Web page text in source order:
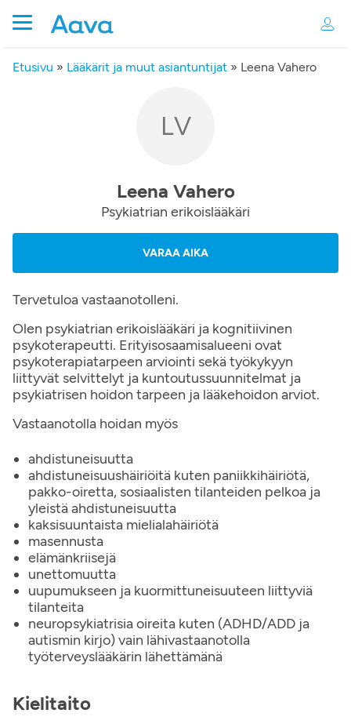
Etusivu » Lääkärit ja muut asiantuntijat » Leena Vahero
LV
Leena Vahero
Psykiatrian erikoislääkäri
VARAA AIKA
Tervetuloa vastaanotolleni.
Olen psykiatrian erikoislääkäri ja kognitiivinen
psykoterapeutti. Erityisosaamisalueeni ovat
psykoterapiatarpeen arviointi sekä työkykyyn
liittyvät selvittelyt ja kuntoutussuunnitelmat ja
psykiatrisen hoidon tarpeen ja lääkehoidon arviot.
Vastaanotolla hoidan myös
ahdistuneisuutta
ahdistuneisuushäiriöitä kuten paniikkihäiriötä,
pakko-oiretta, sosiaalisten tilanteiden pelkoa ja
yleistä ahdistuneisuutta
kaksisuuntaista mielialahäiriötä
masennusta
elämänkriisejä
unettomuutta
uupumukseen ja kuormittuneisuuteen liittyviä
tilanteita
neuropsykiatrisia oireita kuten (ADHD/ADD ja
autismin kirjo) vain lähivastaanotolla
työterveyslääkärin lähettämänä
Kielitaito